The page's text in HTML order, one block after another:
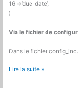
16 =>’due_date’,
)
Via le fichier de
Dans le fichier
Mantis
Lire la suite »